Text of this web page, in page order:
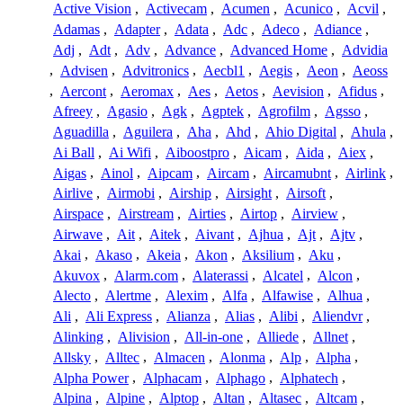
Active Vision , Activecam , Acumen , Acunico , Acvil ,
Adamas , Adapter , Adata , Adc , Adeco , Adiance ,
Adj , Adt , Adv , Advance , Advanced Home , Advidia
, Advisen , Advitronics , Aecbl1 , Aegis , Aeon , Aeoss
, Aercont , Aeromax , Aes , Aetos , Aevision , Afidus ,
Afreey , Agasio , Agk , Agptek , Agrofilm , Agsso ,
Aguadilla , Aguilera , Aha , Ahd , Ahio Digital , Ahula ,
Ai Ball , Ai Wifi , Aiboostpro , Aicam , Aida , Aiex ,
Aigas , Ainol , Aipcam , Aircam , Aircamubnt , Airlink ,
Airlive , Airmobi , Airship , Airsight , Airsoft ,
Airspace , Airstream , Airties , Airtop , Airview ,
Airwave , Ait , Aitek , Aivant , Ajhua , Ajt , Ajtv ,
Akai , Akaso , Akeia , Akon , Aksilium , Aku ,
Akuvox , Alarm.com , Alaterassi , Alcatel , Alcon ,
Alecto , Alertme , Alexim , Alfa , Alfawise , Alhua ,
Ali , Ali Express , Alianza , Alias , Alibi , Aliendvr ,
Alinking , Alivision , All-in-one , Alliede , Allnet ,
Allsky , Alltec , Almacen , Alonma , Alp , Alpha ,
Alpha Power , Alphacam , Alphago , Alphatech ,
Alpina , Alpine , Alptop , Altan , Altasec , Altcam ,